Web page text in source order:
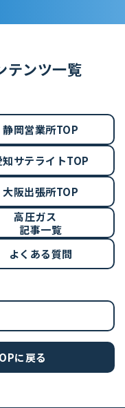
テンツ一覧
静岡営業所TOP
知サテライトTOP
大阪出張所TOP
高圧ガス
記事一覧
よくある質問
に戻る